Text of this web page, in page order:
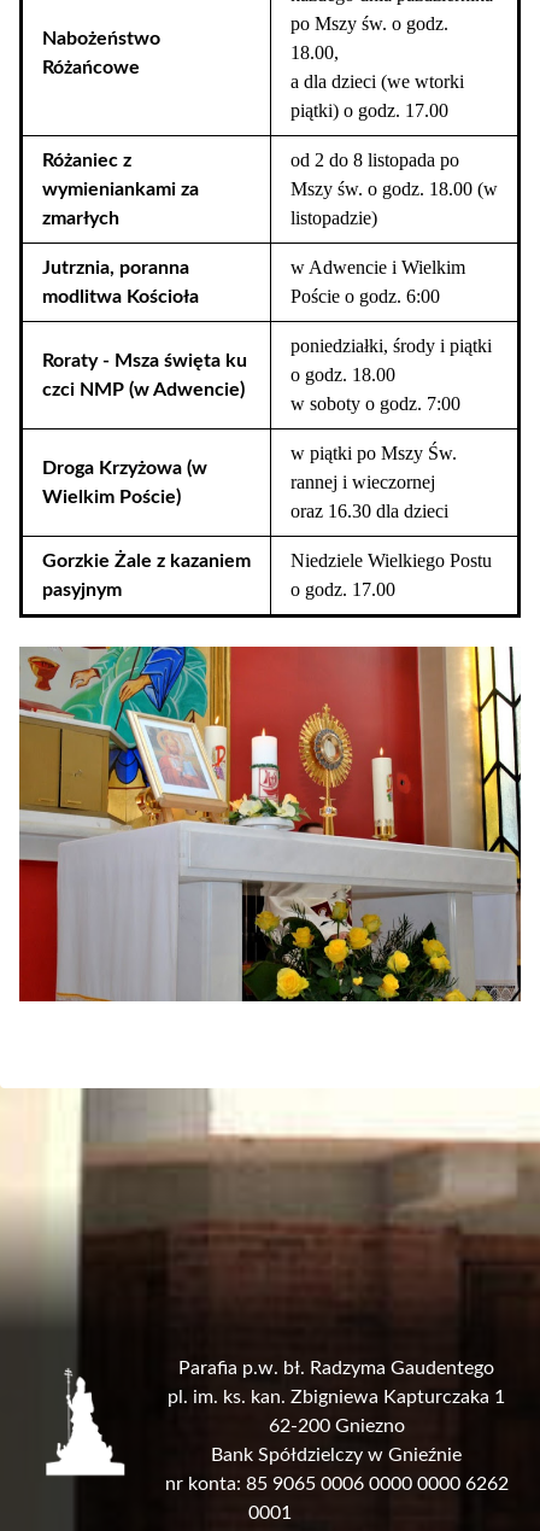
Nabożeństwo
Różańcowe
po Mszy św. o godz.
18.00,
a dla dzieci (we wtorki
piątki) o godz. 17.00
Różaniec z
wymieniankami za
zmarłych
od 2 do 8 listopada po
Mszy św. o godz. 18.00 (w
listopadzie)
Jutrznia, poranna
modlitwa Kościoła
w Adwencie i Wielkim
Poście o godz. 6:00
Roraty - Msza święta ku
czci NMP (w Adwencie)
poniedziałki, środy i piątki
o godz. 18.00
w soboty o godz. 7:00
Droga Krzyżowa (w
Wielkim Poście)
w piątki po Mszy Św.
rannej i wieczornej
oraz 16.30 dla dzieci
Gorzkie Żale z kazaniem
pasyjnym
Niedziele Wielkiego Postu
o godz. 17.00
Parafia p.w. bł. Radzyma Gaudentego
pl. im. ks. kan. Zbigniewa Kapturczaka 1
62-200 Gniezno
Bank Spółdzielczy w Gnieźnie
nr konta: 85 9065 0006 0000 0000 6262
0001